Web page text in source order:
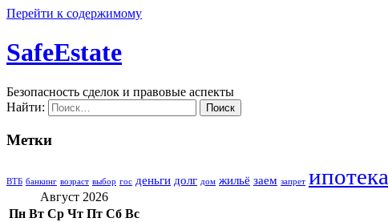
Перейти к содержимому
SafeEstate
Безопасность сделок и правовые аспекты
Найти:
Метки
ВТБ банкинг возраст выбор гос деньги долг дом жильё заем запрет ипотека
Август 2026
Пн Вт Ср Чт Пт Сб Вс